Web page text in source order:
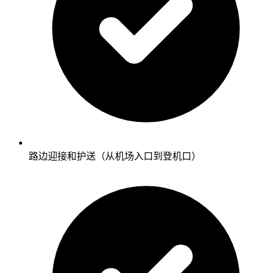
路边迎接和护送（从机场入口到登机口）